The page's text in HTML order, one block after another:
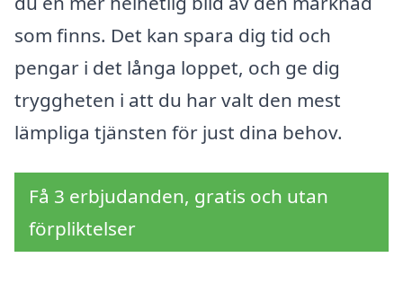
som finns. Det kan spara dig tid och
pengar i det långa loppet, och ge dig
tryggheten i att du har valt den mest
lämpliga tjänsten för just dina behov.
Få 3 erbjudanden, gratis och utan
förpliktelser